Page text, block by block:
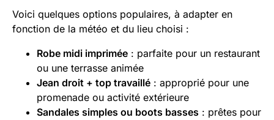
Voici quelques options populaires, à adapter en
fonction de la météo et du lieu choisi :
Robe midi imprimée : parfaite pour un restaurant
ou une terrasse animée
Jean droit + top travaillé : approprié pour une
promenade ou activité extérieure
Sandales simples ou boots basses : prêtes pour